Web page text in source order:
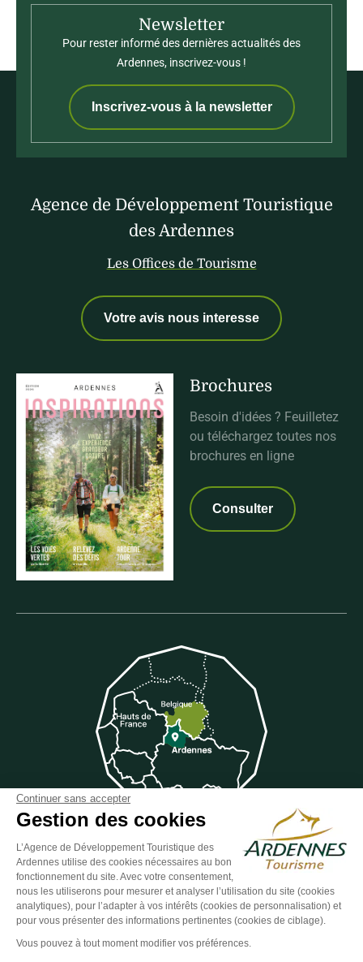
Newsletter
Pour rester informé des dernières actualités des
Ardennes, inscrivez-vous !
Inscrivez-vous à la newsletter
Agence de Développement Touristique
des Ardennes
Les Offices de Tourisme
Votre avis nous interesse
Brochures
Besoin d'idées ? Feuilletez
ou téléchargez toutes nos
brochures en ligne
Consulter
Suivez-nous sur Facebook
Suivez-nous sur Instagram
Suivez-nous sur Youtube
Suivez-nous sur
Suivez-nous
Continuer sans accepter
Gestion des cookies
L’Agence de Développement Touristique des
Ardennes utilise des cookies nécessaires au bon
fonctionnement du site. Avec votre consentement,
nous les utiliserons pour mesurer et analyser l’utilisation du site (cookies
analytiques), pour l’adapter à vos intérêts (cookies de personnalisation) et
pour vous présenter des informations pertinentes (cookies de ciblage).
Vous pouvez à tout moment modifier vos préférences.